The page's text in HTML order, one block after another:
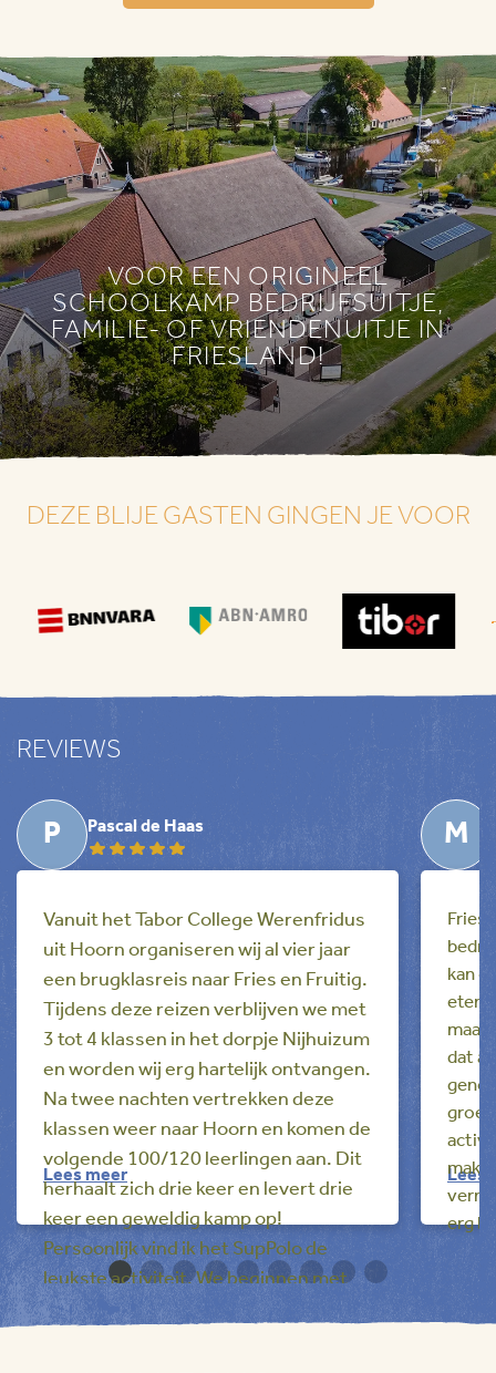
VOOR EEN ORIGINEEL
SCHOOLKAMP BEDRIJFSUITJE,
FAMILIE- OF VRIENDENUITJE IN
FRIESLAND!
DEZE BLIJE GASTEN GINGEN JE VOOR
REVIEWS
P Pascal de Haas
Vanuit het Tabor College Werenfridus
uit Hoorn organiseren wij al vier jaar
een brugklasreis naar Fries en Fruitig.
Tijdens deze reizen verblijven we met
3 tot 4 klassen in het dorpje Nijhuizum
en worden wij erg hartelijk ontvangen.
Na twee nachten vertrekken deze
klassen weer naar Hoorn en komen de
volgende 100/120 leerlingen aan. Dit
herhaalt zich drie keer en levert drie
keer een geweldig kamp op!
Persoonlijk vind ik het SupPolo de
leukste activiteit. We beginnen met
flinke koudwatervrees en bange
gezichten, maar al snel verandert dat
Lees meer
M
Fries
kan
eten.
dat
erg
Lees
1 2 3 4 5 6 7 8 9